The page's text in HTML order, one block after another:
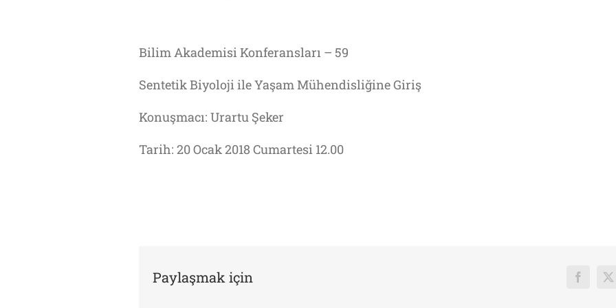
Bilim Akademisi Konferansları – 59
Sentetik Biyoloji ile Yaşam Mühendisliğine Giriş
Konuşmacı: Urartu Şeker
Tarih: 20 Ocak 2018 Cumartesi 12.00
Paylaşmak için Facebook
X